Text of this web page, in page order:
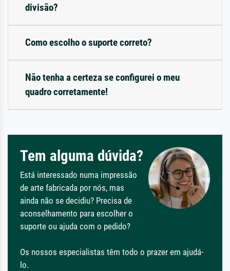
divisão?
Como escolho o suporte correto?
Não tenha a certeza se configurei o meu
quadro corretamente!
Tem alguma dúvida?
Está interessado numa impressão
de arte fabricada por nós, mas
ainda não se decidiu? Precisa de
aconselhamento para escolher o
suporte ou ajuda com o pedido?
Os nossos especialistas têm todo o prazer em ajudá-
lo.